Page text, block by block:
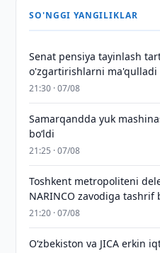
SO'NGGI YANGILIKLAR
Senat pensiya tayinlash
o'zgartirishlarni ma'qulladi
21:30 · 07/08
Samarqandda yuk
bo‘ldi
21:25 · 07/08
Toshkent metropoliteni
NARINCO zavodiga tashrif
21:20 · 07/08
Oʻzbekiston va JICA erkin